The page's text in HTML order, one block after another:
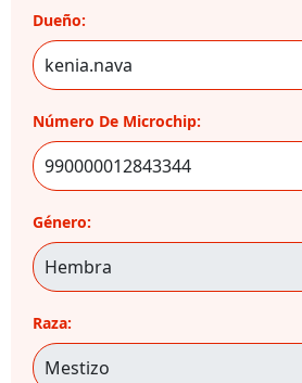
Dueño:
Número De Microchip:
Género:
Raza: